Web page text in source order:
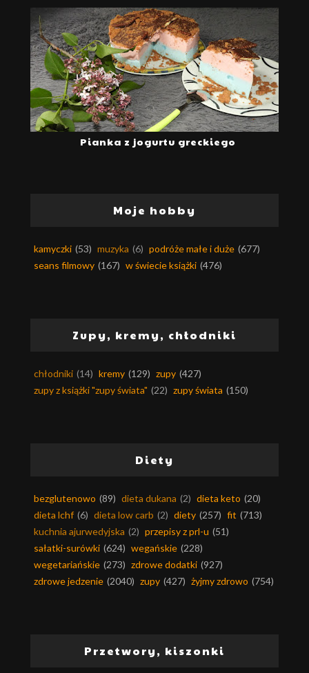
Pianka z jogurtu greckiego
Moje hobby
kamyczki (53) muzyka (6) podróże małe i duże (677)
seans filmowy (167) w świecie książki (476)
Zupy, kremy, chłodniki
chłodniki (14) kremy (129) zupy (427)
zupy z książki "zupy świata" (22) zupy świata (150)
Diety
bezglutenowo (89) dieta dukana (2) dieta keto (20)
dieta lchf (6) dieta low carb (2) diety (257) fit (713)
kuchnia ajurwedyjska (2) przepisy z prl-u (51)
sałatki-surówki (624) wegańskie (228)
wegetariańskie (273) zdrowe dodatki (927)
zdrowe jedzenie (2040) zupy (427) żyjmy zdrowo (754)
Przetwory, kiszonki